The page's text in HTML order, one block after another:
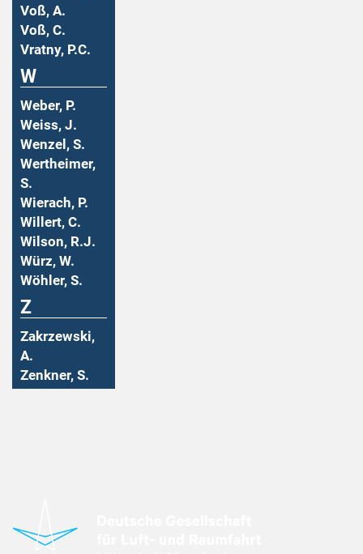
Voß, A.
Voß, C.
Vratny, P.C.
W
Weber, P.
Weiss, J.
Wenzel, S.
Wertheimer,
S.
Wierach, P.
Willert, C.
Wilson, R.J.
Würz, W.
Wöhler, S.
Z
Zakrzewski,
A.
Zenkner, S.